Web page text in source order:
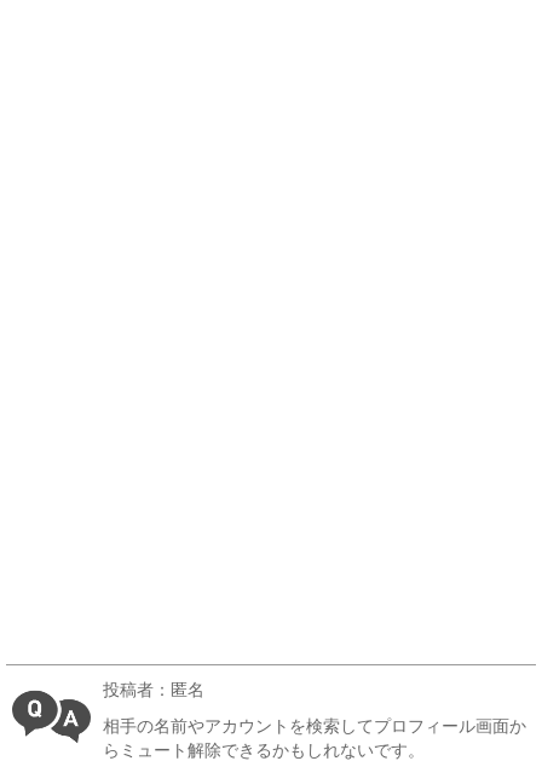
投稿者：匿名
相手の名前やアカウントを検索してプロフィール画面か
らミュート解除できるかもしれないです。